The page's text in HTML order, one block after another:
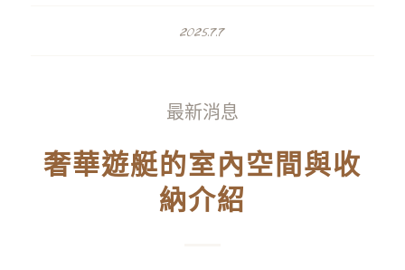
2025.7.7
最新消息
奢華遊艇的室內空間與收
納介紹